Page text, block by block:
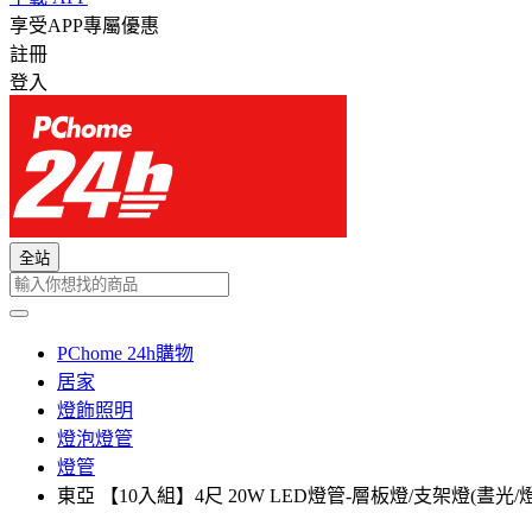
享受APP專屬優惠
註冊
登入
全站
PChome 24h購物
居家
燈飾照明
燈泡燈管
燈管
東亞 【10入組】4尺 20W LED燈管-層板燈/支架燈(晝光/